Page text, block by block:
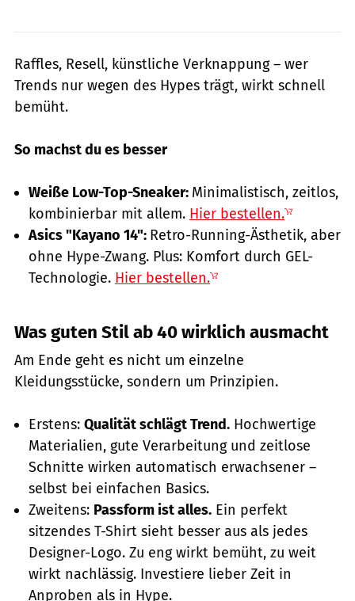
Raffles, Resell, künstliche Verknappung – wer
Trends nur wegen des Hypes trägt, wirkt schnell
bemüht.
So machst du es besser
Weiße Low-Top-Sneaker: Minimalistisch, zeitlos,
kombinierbar mit allem. Hier bestellen.
Asics "Kayano 14": Retro-Running-Ästhetik, aber
ohne Hype-Zwang. Plus: Komfort durch GEL-
Technologie. Hier bestellen.
Was guten Stil ab 40 wirklich ausmacht
Am Ende geht es nicht um einzelne
Kleidungsstücke, sondern um Prinzipien.
Erstens: Qualität schlägt Trend. Hochwertige
Materialien, gute Verarbeitung und zeitlose
Schnitte wirken automatisch erwachsener –
selbst bei einfachen Basics.
Zweitens: Passform ist alles. Ein perfekt
sitzendes T-Shirt sieht besser aus als jedes
Designer-Logo. Zu eng wirkt bemüht, zu weit
wirkt nachlässig. Investiere lieber Zeit in
Anproben als in Hype.